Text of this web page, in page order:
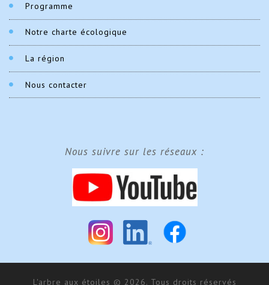
Programme
Notre charte écologique
La région
Nous contacter
Nous suivre sur les réseaux :
L'arbre aux étoiles © 2026. Tous droits réservés